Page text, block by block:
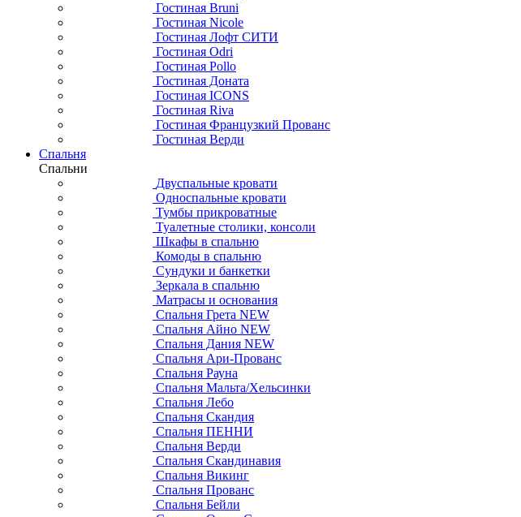
Гостиная Bruni
Гостиная Nicole
Гостиная Лофт СИТИ
Гостиная Odri
Гостиная Pollo
Гостиная Доната
Гостиная ICONS
Гостиная Riva
Гостиная Французкий Прованс
Гостиная Верди
Спальня
Спальни
Двуспальные кровати
Односпальные кровати
Тумбы прикроватные
Туалетные столики, консоли
Шкафы в спальню
Комоды в спальню
Сундуки и банкетки
Зеркала в спальню
Матрасы и основания
Спальня Грета NEW
Спальня Айно NEW
Спальня Дания NEW
Спальня Ари-Прованс
Спальня Рауна
Спальня Мальта/Хельсинки
Спальня Лебо
Спальня Скандия
Спальня ПЕННИ
Спальня Верди
Спальня Скандинавия
Спальня Викинг
Спальня Прованс
Спальня Бейли